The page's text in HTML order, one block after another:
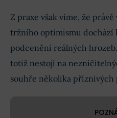
Z praxe však víme, že
tržního optimismu dochází
podcenění reálných
totiž nestojí na
souhře několika příznivých